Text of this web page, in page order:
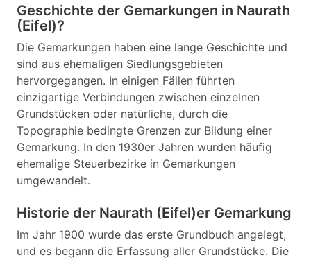
Geschichte der Gemarkungen in Naurath
(Eifel)?
Die Gemarkungen haben eine lange Geschichte und
sind aus ehemaligen Siedlungsgebieten
hervorgegangen. In einigen Fällen führten
einzigartige Verbindungen zwischen einzelnen
Grundstücken oder natürliche, durch die
Topographie bedingte Grenzen zur Bildung einer
Gemarkung. In den 1930er Jahren wurden häufig
ehemalige Steuerbezirke in Gemarkungen
umgewandelt.
Historie der Naurath (Eifel)er Gemarkung
Im Jahr 1900 wurde das erste Grundbuch angelegt,
und es begann die Erfassung aller Grundstücke. Die